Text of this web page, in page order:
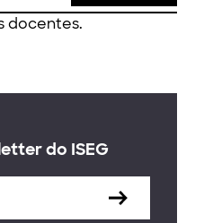
docentes.
do ISEG